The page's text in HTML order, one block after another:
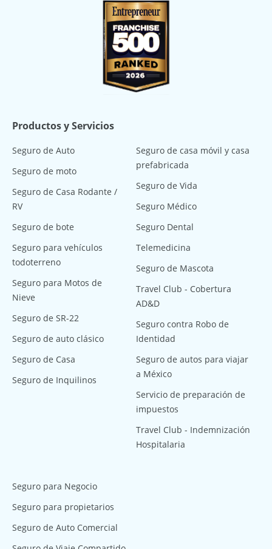
Productos y Servicios
Seguro de Auto
Seguro de moto
Seguro de Casa Rodante /
RV
Seguro de bote
Seguro para vehículos
todoterreno
Seguro para Motos de
Nieve
Seguro de SR-22
Seguro de auto clásico
Seguro de Casa
Seguro de Inquilinos
Seguro de casa móvil y casa
prefabricada
Seguro de Vida
Seguro Médico
Seguro Dental
Telemedicina
Seguro de Mascota
Travel Club - Cobertura
AD&D
Seguro contra Robo de
Identidad
Seguro de autos para viajar
a México
Servicio de preparación de
impuestos
Travel Club - Indemnización
Hospitalaria
Seguro para Negocio
Seguro para propietarios
Seguro de Auto Comercial